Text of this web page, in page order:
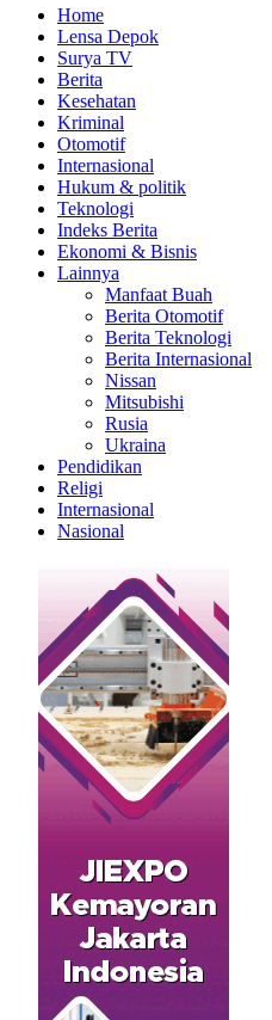
Home
Lensa Depok
Surya TV
Berita
Kesehatan
Kriminal
Otomotif
Internasional
Hukum & politik
Teknologi
Indeks Berita
Ekonomi & Bisnis
Lainnya
Manfaat Buah
Berita Otomotif
Berita Teknologi
Berita Internasional
Nissan
Mitsubishi
Rusia
Ukraina
Pendidikan
Religi
Internasional
Nasional